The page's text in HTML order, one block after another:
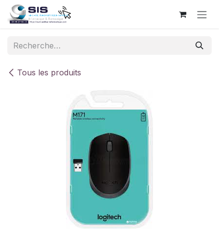
Se rendre au contenu
Tous les produits